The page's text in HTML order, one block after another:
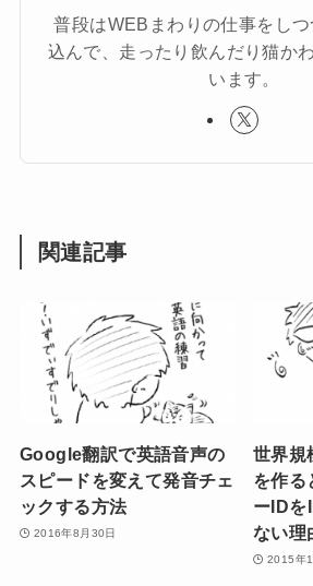
普段はWEBまわりの仕事をしつ
込んで、走ったり飲んだり猫か
います。
関連記事
Google翻訳で英語音声の
スピードを変えて発音チェ
ックする方法
2016年8月30日
世界規
を作る
ーIDを
ない理
2015年